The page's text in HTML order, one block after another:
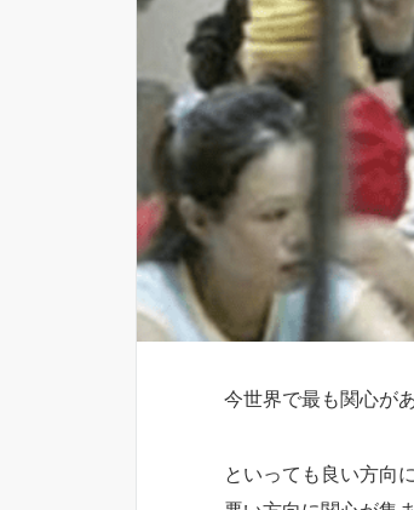
今世界で最も関心が
といっても良い方向